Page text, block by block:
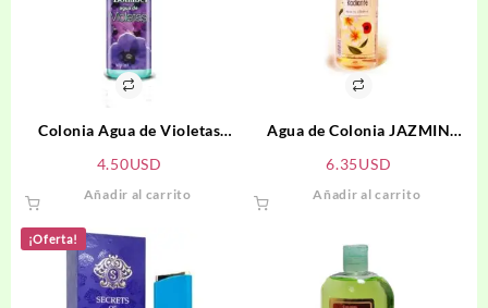
Colonia Agua de Violetas
4.50USD
Añadir al carrito
Agua de Colonia JAZMIN
6.35USD
Añadir al carrito
¡Oferta!